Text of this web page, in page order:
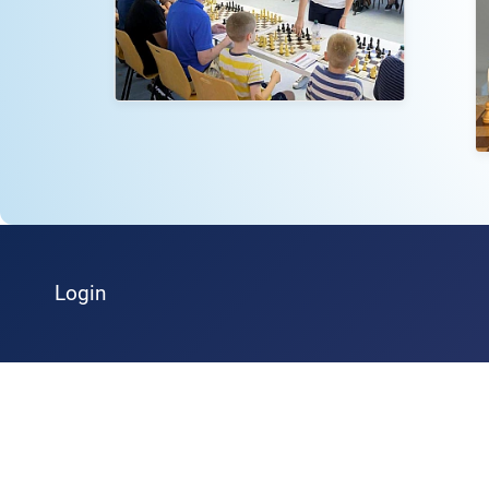
Login